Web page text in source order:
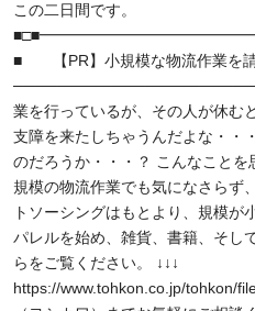
この二日間です。
■ 【PR】小規模な物流作業を請
業を行っているが、その人が休む
支障を来たしちゃうんだよな・・
のだろうか・・・？ こんなこと
規模の物流作業でも気になさらず
トソーシングはもとより、規模
パレルを始め、雑貨、書籍、そし
らをご覧ください。 ↓↓↓
https://www.tohkon.co.jp/tohkon/